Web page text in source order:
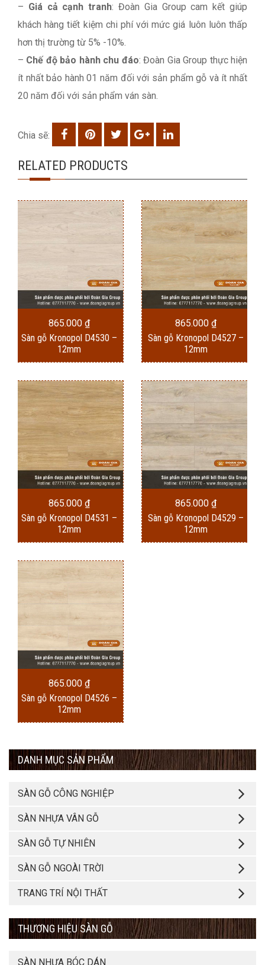
– Giá cả cạnh tranh: Đoàn Gia Group cam kết giúp
khách hàng tiết kiệm chi phí với mức giá luôn luôn thấp
hơn thị trường từ 5% -10%.
– Chế độ bảo hành chu đáo: Đoàn Gia Group thực hiện
ít nhất bảo hành 01 năm đối với sản phẩm gỗ và ít nhất
20 năm đối với sản phẩm ván sàn.
Chia sẽ:
RELATED PRODUCTS
865.000 ₫
Sàn gỗ Kronopol D4530 –
12mm
865.000 ₫
Sàn gỗ Kronopol D4527 –
12mm
865.000 ₫
Sàn gỗ Kronopol D4531 –
12mm
865.000 ₫
Sàn gỗ Kronopol D4529 –
12mm
865.000 ₫
Sàn gỗ Kronopol D4526 –
12mm
DANH MỤC SẢN PHẨM
SÀN GỖ CÔNG NGHIỆP
SÀN NHỰA VÂN GỖ
SÀN GỖ TỰ NHIÊN
SÀN GỖ NGOÀI TRỜI
TRANG TRÍ NỘI THẤT
THƯƠNG HIỆU SÀN GỖ
SÀN NHỰA BÓC DÁN